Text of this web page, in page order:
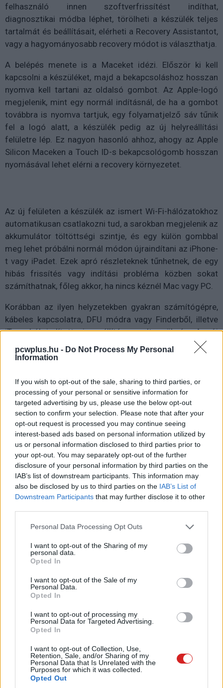
pcwplus.hu - Do Not Process My Personal
Information
If you wish to opt-out of the sale, sharing to third parties, or
processing of your personal or sensitive information for
targeted advertising by us, please use the below opt-out
section to confirm your selection. Please note that after your
opt-out request is processed you may continue seeing
interest-based ads based on personal information utilized by
us or personal information disclosed to third parties prior to
your opt-out. You may separately opt-out of the further
disclosure of your personal information by third parties on the
IAB’s list of downstream participants. This information may
also be disclosed by us to third parties on the IAB’s List of
Downstream Participants that may further disclose it to other
Please note that this website/app uses one or more Google
not limited to your visit or usage behaviour. You may click to
grant or deny consent to Google and its third-party tags to
use your data for below specified purposes in below Google
consent section.
Personal Data Processing Opt Outs
I want to opt-out of the Sharing of my
personal data.
Opted In
I want to opt-out of the Sale of my
Personal Data.
Opted In
I want to opt-out of processing my
Personal Data for Targeted Advertising.
Opted In
I want to opt-out of Collection, Use,
Retention, Sale, and/or Sharing of my
Personal Data that Is Unrelated with the
Purposes for which it was collected.
Opted Out
felhasználó innen szoftverfrissítést indíthat,
diagnosztikai módba léphet, törölheti a készülék teljes
tartalmát és beállításait, elérheti a Recovery Assistantot,
vagy a hagyományosabb recovery módot is választhatja.
A belépés menete is a Maceket idézi. Először ki kell
kapcsolni a készüléket, majd a bekapcsoláshoz hosszan
nyomva kell tartani az oldalsó gombot. Az Apple-logó
megjelenik, mint egy normál indításnál, de ha a gombot
továbbra is nyomva tartjuk, egy folyamatjelző sáv tűnik
fel a logó alatt, a készülék pedig az új helyreállítási
felületre lép. Ez nagyon hasonló ahhoz, ahogy az Apple
Silicon Maceken a Touch ID-s bekapcsológomb hosszan
nyomásával lehet elérni a recovery környezetet.
Az új felületen a készülék az ismert Wi-Fi-hálózatokhoz
automatikusan csatlakozni tud, a sarokban megjelenik az
akkumulátor töltöttségi szintje, és egy külön gombbal
meg lehet próbálni normál módon újraindítani az iPhone-
t vagy iPadet. Ezek apró részleteknek tűnhetnek, de egy
hibás frissítés vagy indítási probléma közben sokat
számíthatnak, főleg akkor, ha nincs kéznél Mac vagy PC.
Korábban az ilyen helyzetekben gyakran számítógépre,
kábeles kapcsolatra, DFU módra vagy Finderből, illetve
iTunesból indított visszaállításra volt szükség. Az új
megoldás ezt nem váltja ki minden esetben, de
csökkentheti azoknak a helyzeteknek a számát, amikor a
a bétatesztelőknek lehet hasznos, mert korábban
előfordult már, hogy egy iOS-béta hibásan települt, boot
loopot okozott, vagy úgynevezett soft-lock állapotba
vitte a készüléket.
A legtöbb iPhone-tulajdonos valószínűleg ritkán
találkozik majd ezzel a felülettel, és ideális esetben soha
nem is lesz rá szüksége. Mégis fontos fejlesztésről van
szó, mert az Apple ezzel önállóbbá teszi az iPhone és az
iPad helyreállítását. Ha a rendszer képes lesz közvetlenül
a készülékről újratelepíteni a legutóbbi stabil szoftvert,
vagy lefuttatni bizonyos automatikus javításokat, az sok
kellemetlen szervizkört és pánikszerű adatmentési
Az iOS 27 és az iPadOS 27 új recovery módja nem az a
de pontosan az a fajta háttérfejlesztés, amelytől egy
eszköz megbízhatóbbnak érződik. A felhasználók
többsége csak akkor fogja értékelni, amikor egy frissítés
után nem indul el rendesen a telefonja, és a
megoldáshoz már nem feltétlenül kell előkeresnie egy
számítógépet.